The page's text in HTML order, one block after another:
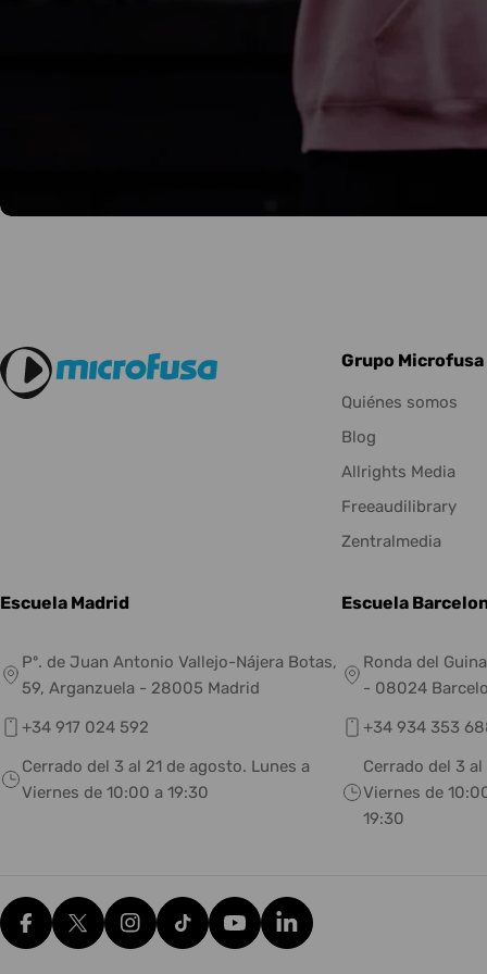
Grupo Microfusa
Quiénes somos
Blog
Allrights Media
Freeaudilibrary
Zentralmedia
Escuela Madrid
Pº. de Juan Antonio Vallejo-Nájera Botas,
59, Arganzuela - 28005 Madrid
+34 917 024 592
Cerrado del 3 al 21 de agosto. Lunes a
Viernes de 10:00 a 19:30
Escuela
Ronda del
- 08024
+34 934 353
Cerrado del 3
Viernes de
19:30
FacebookX (Twitter)Instagram
tiktok YouTubeTranslation missing: